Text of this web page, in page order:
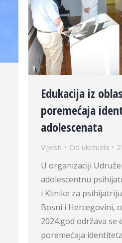
Edukacija iz
poremećaja
adolescenata
Vijesti Od ukctuzla
U organizaciji
adolescentnu
i Klinike za
Bosni i Hercegovini,
2024.god održava se
poremećaja